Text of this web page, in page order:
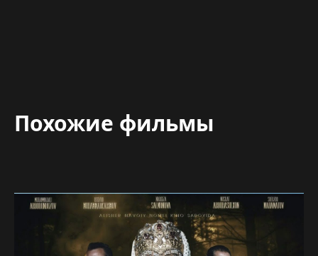
Похожие фильмы